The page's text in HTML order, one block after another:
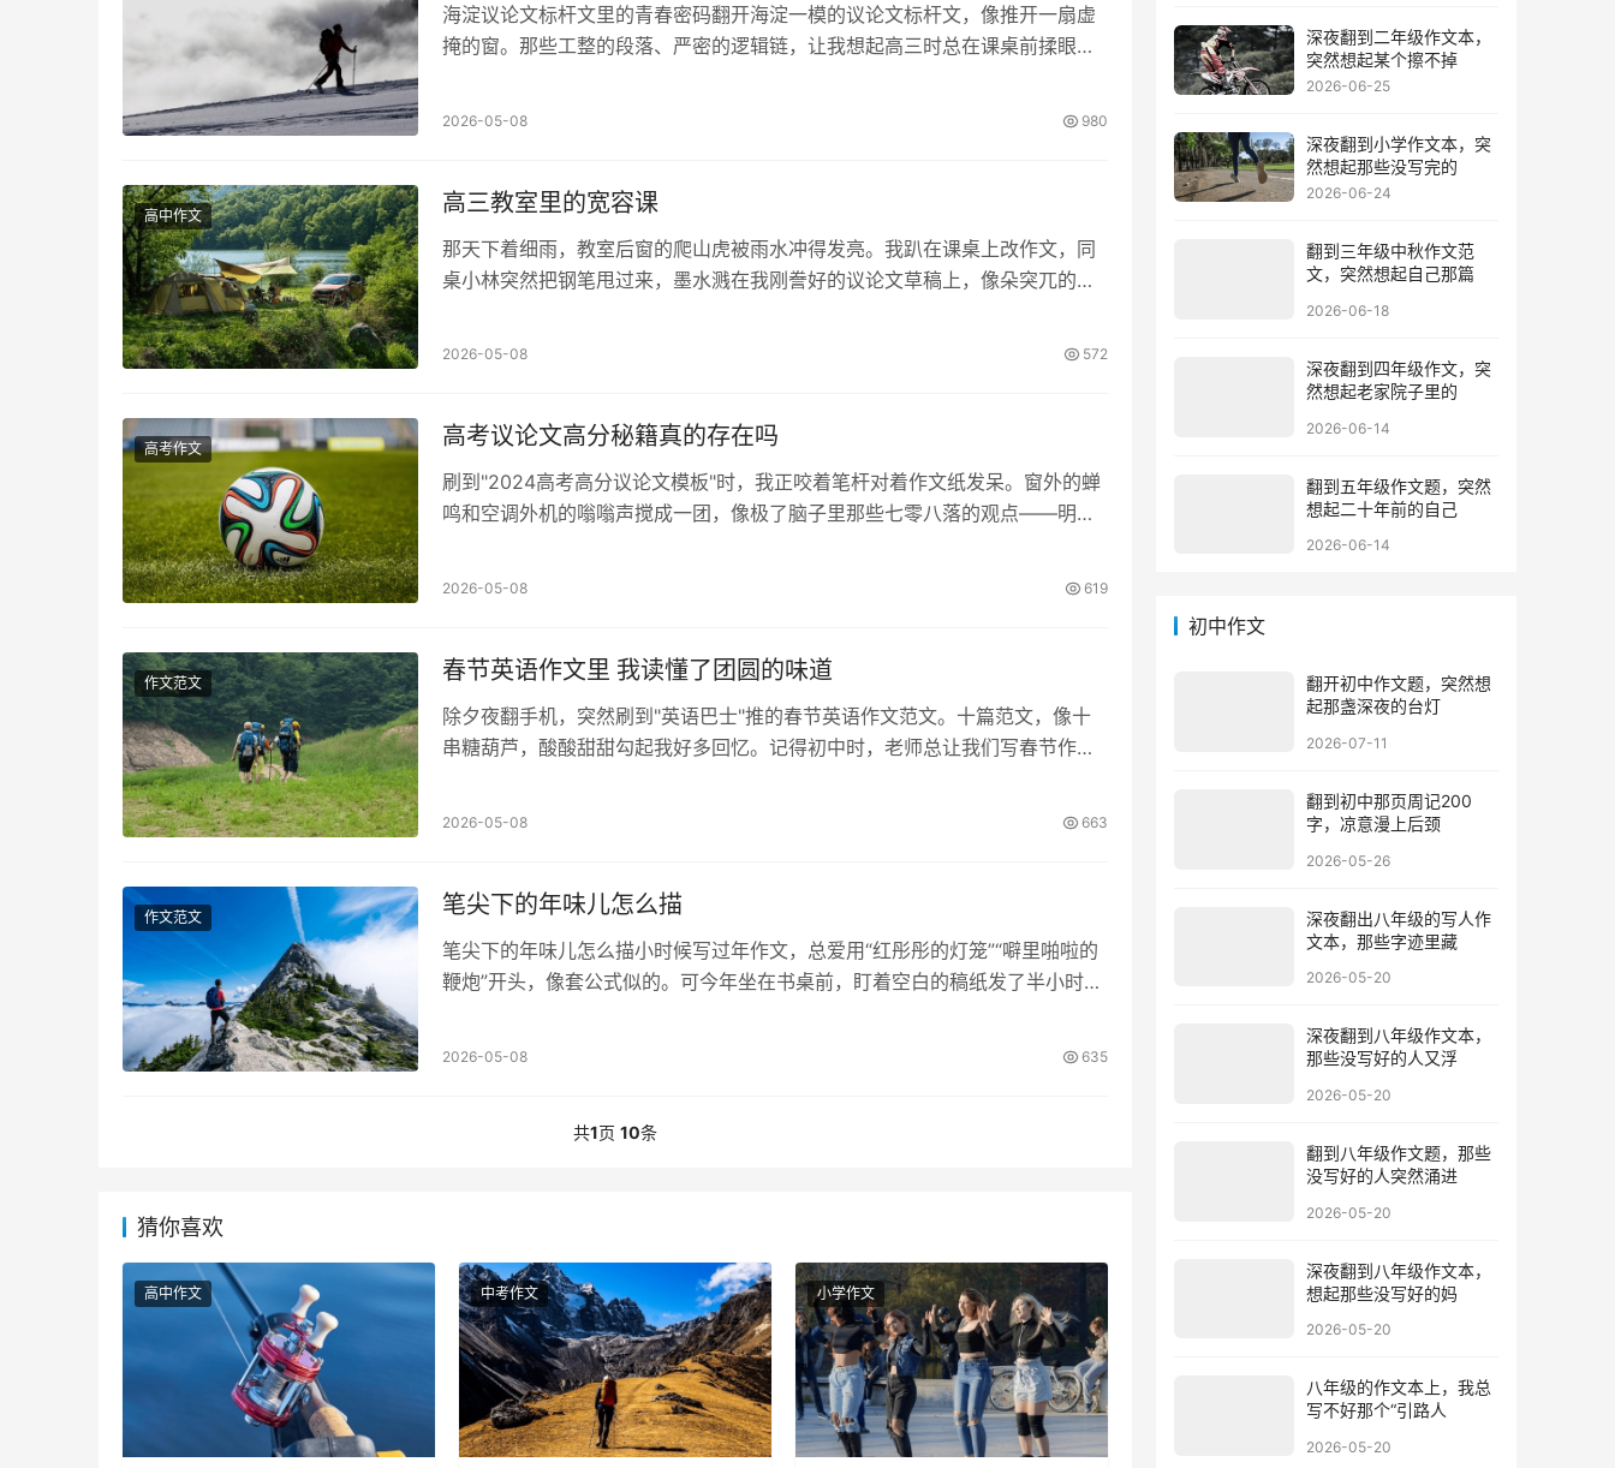
海淀议论文标杆文里的青春密码翻开海淀一模的议论文标杆文，像推开一扇虚
掩的窗。那些工整的段落、严密的逻辑链，让我想起高三时总在课桌前揉眼睛
2026-05-08 980
高中作文 高三教室里的宽容课
那天下着细雨，教室后窗的爬山虎被雨水冲得发亮。我趴在课桌上改作文，同
桌小林突然把钢笔甩过来，墨水溅在我刚誊好的议论文草稿上，像朵突兀的蓝
2026-05-08 572
高考作文 高考议论文高分秘籍真的存在吗
刷到"2024高考高分议论文模板"时，我正咬着笔杆对着作文纸发呆。窗外的蝉
鸣和空调外机的嗡嗡声搅成一团，像极了脑子里那些七零八落的观点——明明
2026-05-08 619
作文范文 春节英语作文里 我读懂了团圆的味道
除夕夜翻手机，突然刷到"英语巴士"推的春节英语作文范文。十篇范文，像十
串糖葫芦，酸酸甜甜勾起我好多回忆。记得初中时，老师总让我们写春节作
2026-05-08 663
作文范文 笔尖下的年味儿怎么描
笔尖下的年味儿怎么描小时候写过年作文，总爱用“红彤彤的灯笼”“噼里啪啦的
鞭炮”开头，像套公式似的。可今年坐在书桌前，盯着空白的稿纸发了半小时呆
2026-05-08 635
共1页 10条
猜你喜欢
高中作文 中考作文 小学作文
深夜翻到二年级作文本，
突然想起某个擦不掉
2026-06-25
深夜翻到小学作文本，突
然想起那些没写完的
2026-06-24
翻到三年级中秋作文范
文，突然想起自己那篇
2026-06-18
深夜翻到四年级作文，突
然想起老家院子里的
2026-06-14
翻到五年级作文题，突然
想起二十年前的自己
2026-06-14
初中作文
翻开初中作文题，突然想
起那盏深夜的台灯
2026-07-11
翻到初中那页周记200
字，凉意漫上后颈
2026-05-26
深夜翻出八年级的写人作
文本，那些字迹里藏
2026-05-20
深夜翻到八年级作文本，
那些没写好的人又浮
2026-05-20
翻到八年级作文题，那些
没写好的人突然涌进
2026-05-20
深夜翻到八年级作文本，
想起那些没写好的妈
2026-05-20
八年级的作文本上，我总
写不好那个“引路人
2026-05-20